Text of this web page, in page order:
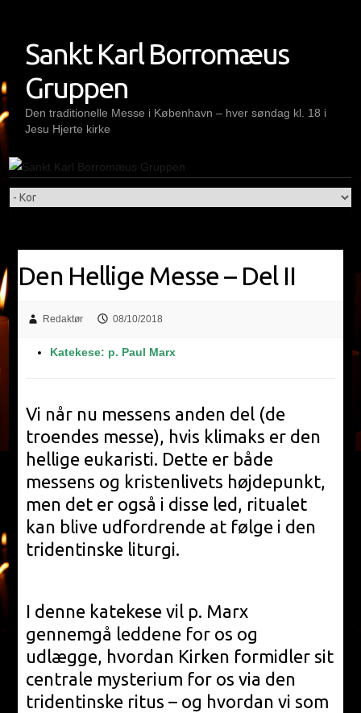
contentSankt Karl Borromæus
Gruppen
Den traditionelle Messe i København – hver søndag kl. 18 i
Jesu Hjerte kirke
Den Hellige Messe – Del II
Redaktør 08/10/2018
Katekese: p. Paul Marx
Vi når nu messens anden del (de
troendes messe), hvis klimaks er den
hellige eukaristi. Dette er både
messens og kristenlivets højdepunkt,
men det er også i disse led, ritualet
kan blive udfordrende at følge i den
tridentinske liturgi.
I denne katekese vil p. Marx
gennemgå leddene for os og
udlægge, hvordan Kirken formidler sit
centrale mysterium for os via den
tridentinske ritus – og hvordan vi som